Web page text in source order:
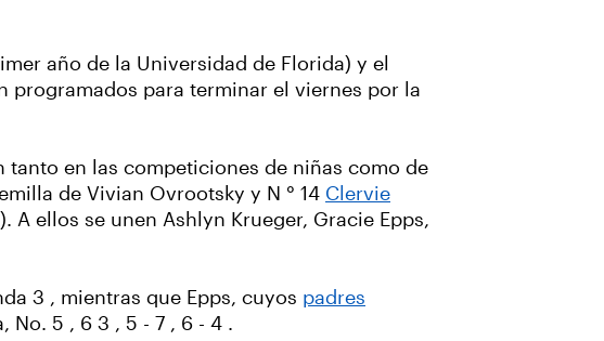
año de la Universidad de Florida) y el
programados para terminar el viernes por la
tanto en las competiciones de niñas como de
de Vivian Ovrootsky y N ° 14 Clervie
A ellos se unen Ashlyn Krueger, Gracie Epps,
3 , mientras que Epps, cuyos padres
No. 5 , 6 3 , 5 - 7 , 6 - 4 .